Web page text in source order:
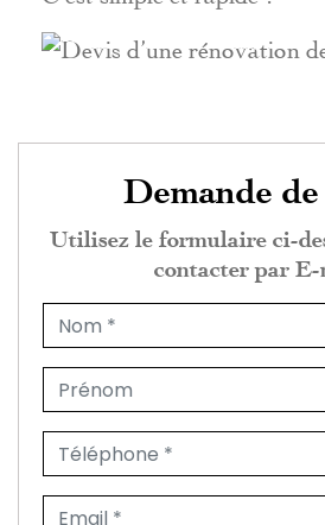
Demande
Utilisez le formulaire ci-
contacter par